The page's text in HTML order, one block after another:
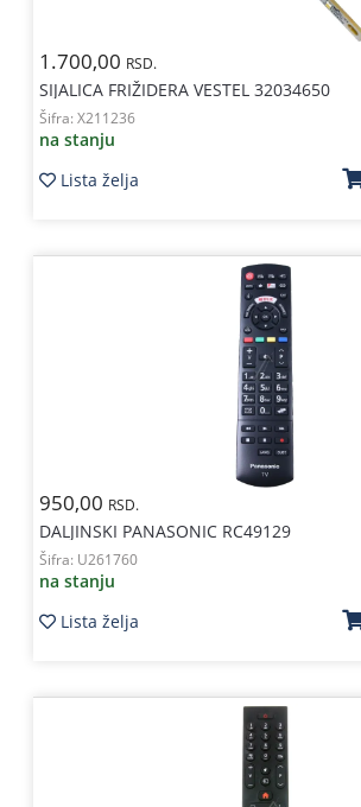
1.700,00 RSD.
SIJALICA FRIŽIDERA VESTEL 32034650
Šifra: X211236
na stanju
Lista želja
950,00 RSD.
DALJINSKI PANASONIC RC49129
Šifra: U261760
na stanju
Lista želja